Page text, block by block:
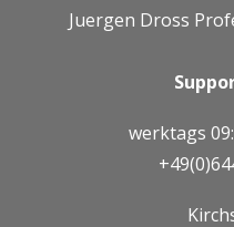
Juergen Dross
werktags